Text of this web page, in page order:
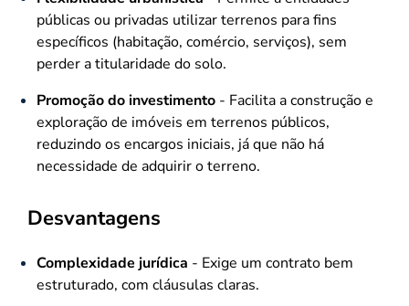
públicas ou privadas utilizar terrenos para fins
específicos (habitação, comércio, serviços), sem
perder a titularidade do solo.
Promoção do investimento - Facilita a construção e
exploração de imóveis em terrenos públicos,
reduzindo os encargos iniciais, já que não há
necessidade de adquirir o terreno.
Desvantagens
Complexidade jurídica - Exige um contrato bem
estruturado, com cláusulas claras.